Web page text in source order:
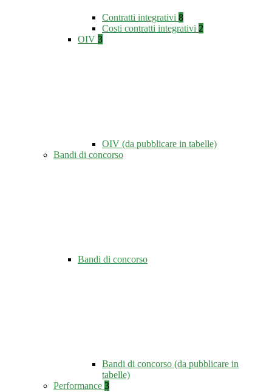
Contratti integrativi 8
Costi contratti integrativi 2
OIV 3
OIV (da pubblicare in tabelle)
Bandi di concorso
Bandi di concorso
Bandi di concorso (da pubblicare in
tabelle)
Performance 3